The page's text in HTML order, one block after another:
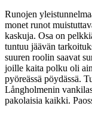
Runojen
monet runot
kaskuja. Osa on
tuntuu jäävän
suuren roolin saavat
joille kaita polku oli
pyöreässä pöydässä.
Långholmenin
pakolaisia kaikki.